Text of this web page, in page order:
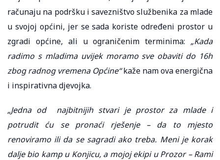
računaju na podršku i savezništvo službenika za mlade
u svojoj općini, jer se sada koriste određeni prostor u
zgradi općine, ali u ograničenim terminima: „Kada
radimo s mladima uvijek moramo sve obaviti do 16h
zbog radnog vremena Općine“kaže nam ova energična
i inspirativna djevojka.
„Jedna od najbitnijih stvari je prostor za mlade i
potrudit ću se pronaći rješenje – da to mjesto
renoviramo ili da se sagradi ako treba. Meni je korak
dalje bio kamp u Konjicu, a mojoj ekipi u Prozor – Rami